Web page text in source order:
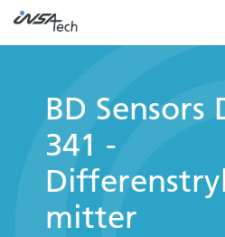
BD Sensors
341 -
mitter